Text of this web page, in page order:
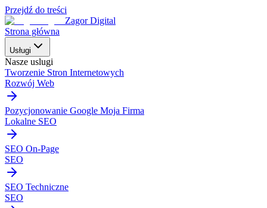
Przejdź do treści
Zagor Digital
Strona główna
Usługi
Nasze uslugi
Tworzenie Stron Internetowych
Rozwój Web
Pozycjonowanie Google Moja Firma
Lokalne SEO
SEO On-Page
SEO
SEO Techniczne
SEO